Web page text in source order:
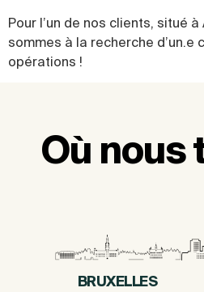
Pour l’un de nos clients, situé
sommes à la recherche
opérations !
Où nous
BRUXELLES